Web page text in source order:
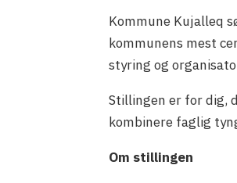
Kommune Kujalleq
kommunens mest
styring og
Stillingen er for dig,
kombinere faglig
Om stillingen